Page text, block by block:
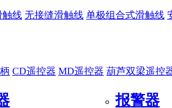
触线 无接缝滑触线 单极组合式滑触线
CD遥控器 MD遥控器 葫芦双梁遥控
报警器